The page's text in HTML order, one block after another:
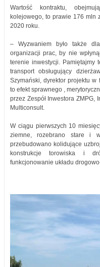
Wartość kontraktu,
kolejowego, to prawie 176 mln
2020 roku.
– Wyzwaniem było także
organizacji prac, by nie
terenie inwestycji. Pamiętajmy
transport obsługujący
Szymański, dyrektor projektu
to efekt sprawnego ,
przez Zespół Inwestora ZMPG,
Multiconsult.
W ciągu pierwszych 10
ziemne, rozebrano stare i
przebudowano kolidujące
konstrukcje torowiska i
funkcjonowanie układu